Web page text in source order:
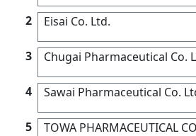
2 Eisai Co. Ltd.
3 Chugai Pharmaceutical Co.
4 Sawai Pharmaceutical Co.
5 TOWA PHARMACEUTICAL